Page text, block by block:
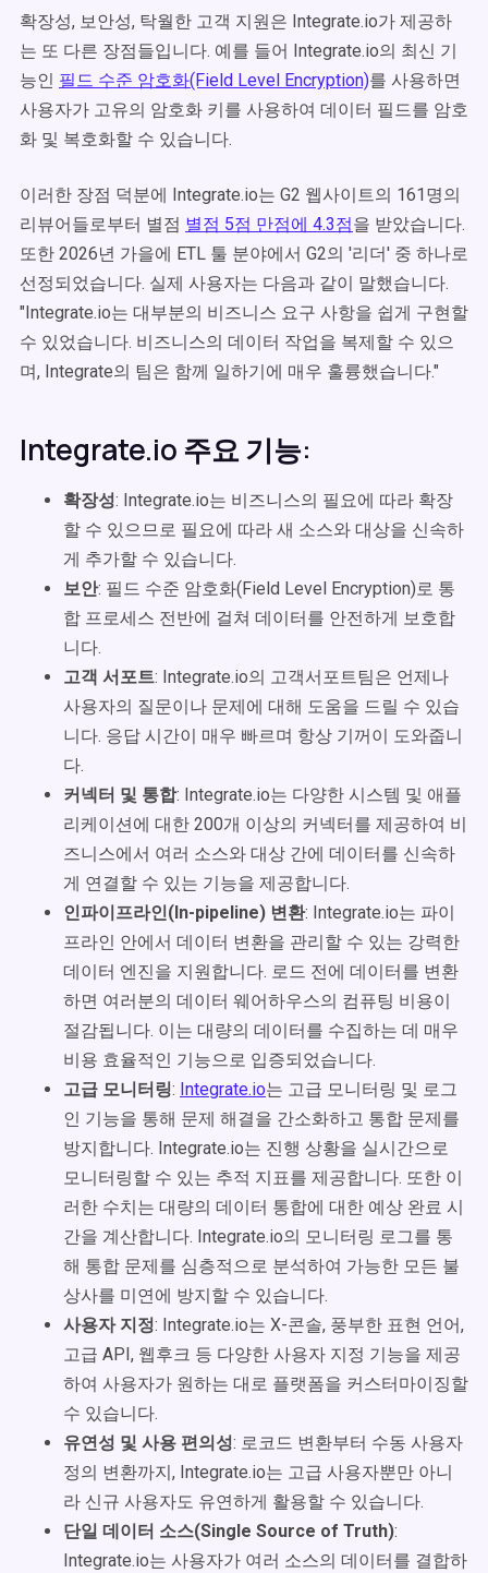
확장성, 보안성, 탁월한 고객 지원은 Integrate.io가 제공하
는 또 다른 장점들입니다. 예를 들어 Integrate.io의 최신 기
능인 필드 수준 암호화(Field Level Encryption)를 사용하면
사용자가 고유의 암호화 키를 사용하여 데이터 필드를 암호
화 및 복호화할 수 있습니다.
이러한 장점 덕분에 Integrate.io는 G2 웹사이트의 161명의
리뷰어들로부터 별점 별점 5점 만점에 4.3점을 받았습니다.
또한 2026년 가을에 ETL 툴 분야에서 G2의 '리더' 중 하나로
선정되었습니다. 실제 사용자는 다음과 같이 말했습니다.
"Integrate.io는 대부분의 비즈니스 요구 사항을 쉽게 구현할
수 있었습니다. 비즈니스의 데이터 작업을 복제할 수 있으
며, Integrate의 팀은 함께 일하기에 매우 훌륭했습니다."
Integrate.io 주요 기능:
확장성: Integrate.io는 비즈니스의 필요에 따라 확장
할 수 있으므로 필요에 따라 새 소스와 대상을 신속하
게 추가할 수 있습니다.
보안: 필드 수준 암호화(Field Level Encryption)로 통
합 프로세스 전반에 걸쳐 데이터를 안전하게 보호합
니다.
고객 서포트: Integrate.io의 고객서포트팀은 언제나
사용자의 질문이나 문제에 대해 도움을 드릴 수 있습
니다. 응답 시간이 매우 빠르며 항상 기꺼이 도와줍니
다.
커넥터 및 통합: Integrate.io는 다양한 시스템 및 애플
리케이션에 대한 200개 이상의 커넥터를 제공하여 비
즈니스에서 여러 소스와 대상 간에 데이터를 신속하
게 연결할 수 있는 기능을 제공합니다.
인파이프라인(In-pipeline) 변환: Integrate.io는 파이
프라인 안에서 데이터 변환을 관리할 수 있는 강력한
데이터 엔진을 지원합니다. 로드 전에 데이터를 변환
하면 여러분의 데이터 웨어하우스의 컴퓨팅 비용이
절감됩니다. 이는 대량의 데이터를 수집하는 데 매우
비용 효율적인 기능으로 입증되었습니다.
고급 모니터링: Integrate.io는 고급 모니터링 및 로그
인 기능을 통해 문제 해결을 간소화하고 통합 문제를
방지합니다. Integrate.io는 진행 상황을 실시간으로
모니터링할 수 있는 추적 지표를 제공합니다. 또한 이
러한 수치는 대량의 데이터 통합에 대한 예상 완료 시
간을 계산합니다. Integrate.io의 모니터링 로그를 통
해 통합 문제를 심층적으로 분석하여 가능한 모든 불
상사를 미연에 방지할 수 있습니다.
사용자 지정: Integrate.io는 X-콘솔, 풍부한 표현 언어,
고급 API, 웹후크 등 다양한 사용자 지정 기능을 제공
하여 사용자가 원하는 대로 플랫폼을 커스터마이징할
수 있습니다.
유연성 및 사용 편의성: 로코드 변환부터 수동 사용자
정의 변환까지, Integrate.io는 고급 사용자뿐만 아니
라 신규 사용자도 유연하게 활용할 수 있습니다.
단일 데이터 소스(Single Source of Truth):
Integrate.io는 사용자가 여러 소스의 데이터를 결합하